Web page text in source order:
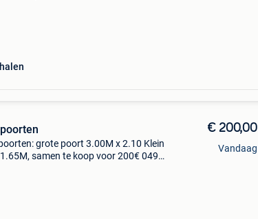
grote poort 3.00M x 2.10 Klein
samen te koop voor 200€ 0495
€ 200,00
Vandaag